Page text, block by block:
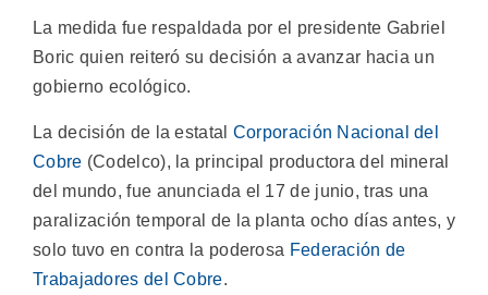
La medida fue respaldada por el presidente Gabriel
Boric quien reiteró su decisión a avanzar hacia un
gobierno ecológico.
La decisión de la estatal Corporación Nacional del
Cobre (Codelco), la principal productora del mineral
del mundo, fue anunciada el 17 de junio, tras una
paralización temporal de la planta ocho días antes, y
solo tuvo en contra la poderosa Federación de
Trabajadores del Cobre.